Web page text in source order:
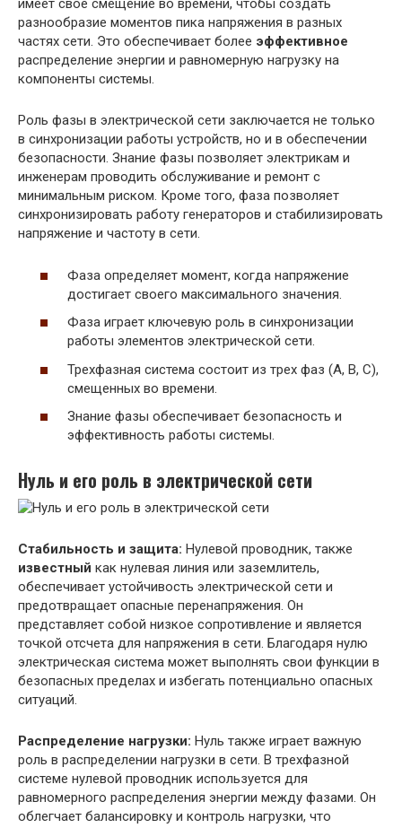
имеет свое смещение во времени, чтобы создать
разнообразие моментов пика напряжения в разных
частях сети. Это обеспечивает более эффективное
распределение энергии и равномерную нагрузку на
компоненты системы.
Роль фазы в электрической сети заключается не только
в синхронизации работы устройств, но и в обеспечении
безопасности. Знание фазы позволяет электрикам и
инженерам проводить обслуживание и ремонт с
минимальным риском. Кроме того, фаза позволяет
синхронизировать работу генераторов и стабилизировать
напряжение и частоту в сети.
Фаза определяет момент, когда напряжение
достигает своего максимального значения.
Фаза играет ключевую роль в синхронизации
работы элементов электрической сети.
Трехфазная система состоит из трех фаз (A, B, C),
смещенных во времени.
Знание фазы обеспечивает безопасность и
эффективность работы системы.
Нуль и его роль в электрической сети
Стабильность и защита: Нулевой проводник, также
известный как нулевая линия или заземлитель,
обеспечивает устойчивость электрической сети и
предотвращает опасные перенапряжения. Он
представляет собой низкое сопротивление и является
точкой отсчета для напряжения в сети. Благодаря нулю
электрическая система может выполнять свои функции в
безопасных пределах и избегать потенциально опасных
ситуаций.
Распределение нагрузки: Нуль также играет важную
роль в распределении нагрузки в сети. В трехфазной
системе нулевой проводник используется для
равномерного распределения энергии между фазами. Он
облегчает балансировку и контроль нагрузки, что